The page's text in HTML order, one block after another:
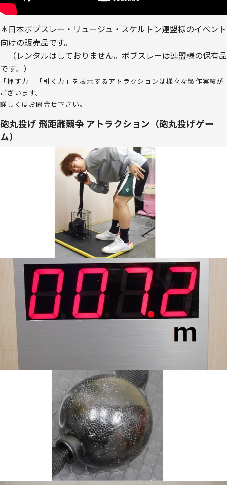
＊日本ボブスレー・リュージュ・スケルトン連盟様のイベント
向けの販売品です。
（レンタルはしておりません。ボブスレーは連盟様の保有品
です。）
「押す力」「引く力」を表示するアトラクションは様々な製作実績が
ございます。
詳しくはお問合せ下さい。
砲丸投げ 飛距離競争 アトラクション（砲丸投げゲー
ム）